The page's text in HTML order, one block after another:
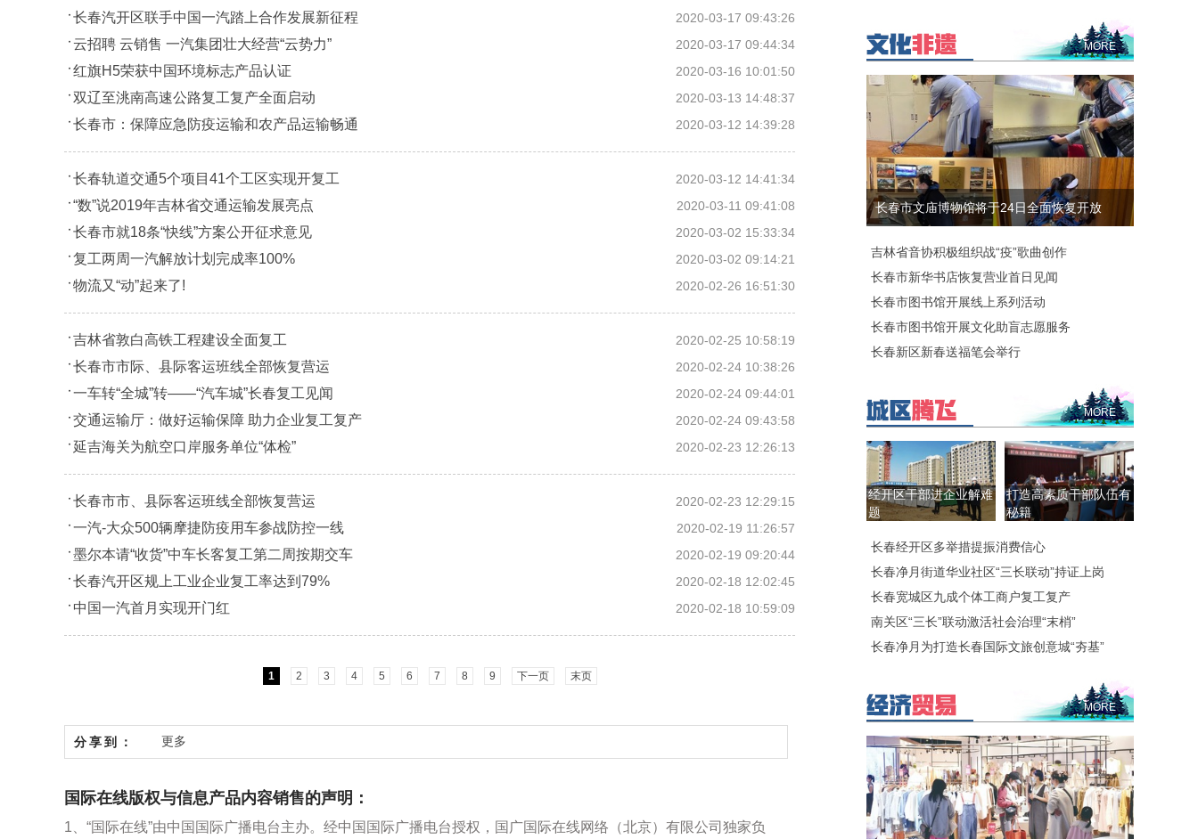
2020-03-17 09:43:26
长春汽开区联手中国一汽踏上合作发展新征程
2020-03-17 09:44:34
云招聘 云销售 一汽集团壮大经营“云势力”
2020-03-16 10:01:50
红旗H5荣获中国环境标志产品认证
2020-03-13 14:48:37
双辽至洮南高速公路复工复产全面启动
2020-03-12 14:39:28
长春市：保障应急防疫运输和农产品运输畅通
2020-03-12 14:41:34
长春轨道交通5个项目41个工区实现开复工
2020-03-11 09:41:08
“数”说2019年吉林省交通运输发展亮点
2020-03-02 15:33:34
长春市就18条“快线”方案公开征求意见
2020-03-02 09:14:21
复工两周一汽解放计划完成率100%
2020-02-26 16:51:30
物流又“动”起来了!
2020-02-25 10:58:19
吉林省敦白高铁工程建设全面复工
2020-02-24 10:38:26
长春市市际、县际客运班线全部恢复营运
2020-02-24 09:44:01
一车转“全城”转——“汽车城”长春复工见闻
2020-02-24 09:43:58
交通运输厅：做好运输保障 助力企业复工复产
2020-02-23 12:26:13
延吉海关为航空口岸服务单位“体检”
2020-02-23 12:29:15
长春市市、县际客运班线全部恢复营运
2020-02-19 11:26:57
一汽-大众500辆摩捷防疫用车参战防控一线
2020-02-19 09:20:44
墨尔本请“收货”中车长客复工第二周按期交车
2020-02-18 12:02:45
长春汽开区规上工业企业复工率达到79%
2020-02-18 10:59:09
中国一汽首月实现开门红
1 2 3 4 5 6 7 8 9 下一页 末页
分享到： 更多
国际在线版权与信息产品内容销售的声明：
1、“国际在线”由中国国际广播电台主办。经中国国际广播电台授权，国广国际在线网络（北京）有限公司独家负
MORE
长春市文庙博物馆将于24日全面恢复开放
吉林省音协积极组织战“疫”歌曲创作
长春市新华书店恢复营业首日见闻
长春市图书馆开展线上系列活动
长春市图书馆开展文化助盲志愿服务
长春新区新春送福笔会举行
MORE
经开区干部进企业解难
题
打造高素质干部队伍有
秘籍
长春经开区多举措提振消费信心
长春净月街道华业社区“三长联动”持证上岗
长春宽城区九成个体工商户复工复产
南关区“三长”联动激活社会治理“末梢”
长春净月为打造长春国际文旅创意城“夯基”
MORE